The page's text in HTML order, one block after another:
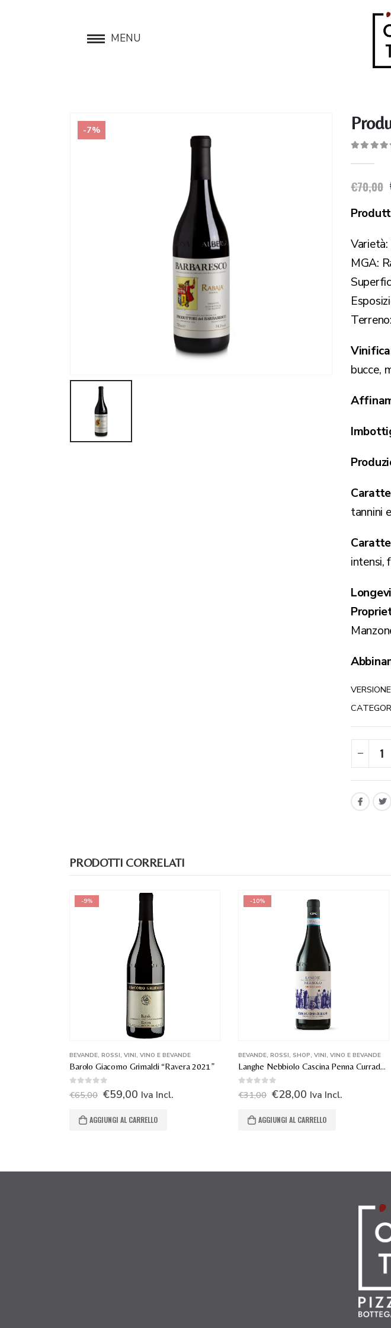
MENU
-7%
€70,00
MGA:
bucce,
tannini
intensi,
PRODOTTI CORRELATI
-9%
BEVANDE, ROSSI, VINI, VINO E BEVANDE
Barolo Giacomo Grimaldi “Ravera 2021”
€65,00 €59,00 Iva Incl.
AGGIUNGI AL CARRELLO
-10%
BEVANDE, ROSSI, SHOP, VINI, VINO E BEVANDE
Langhe Nebbiolo Cascina Penna Currado Bricco Lago 2024
€31,00 €28,00 Iva Incl.
AGGIUNGI AL CARRELLO